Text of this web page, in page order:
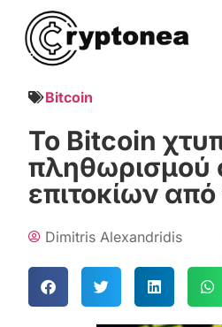
Bitcoin
Το Bitcoin
πληθωρισμού
επιτοκίων από
Dimitris Alexandridis